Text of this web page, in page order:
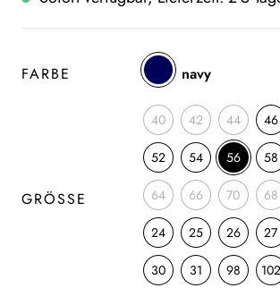
FARBE navy
GRÖSSE
40 42 44 46
52 54 56 58
64 66 70 68
24 25 26 27
30 31 98 102